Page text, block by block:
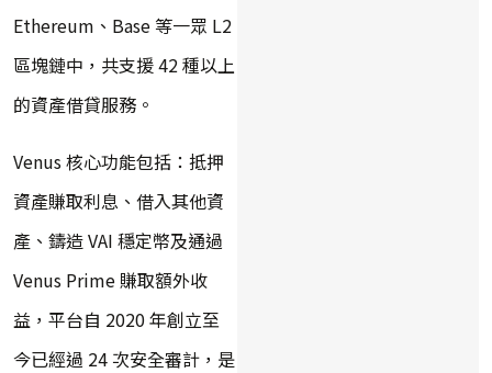
Ethereum、Base 等一眾 L2
區塊鏈中，共支援 42 種以上
的資產借貸服務。
Venus 核心功能包括：抵押
資產賺取利息、借入其他資
產、鑄造 VAI 穩定幣及通過
Venus Prime 賺取額外收
益，平台自 2020 年創立至
今已經過 24 次安全審計，是